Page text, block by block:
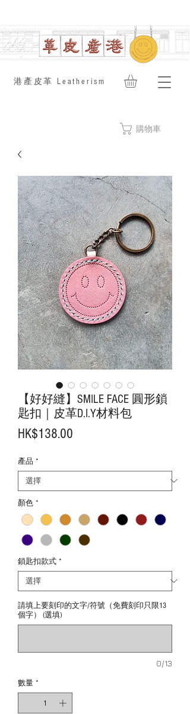
​港產皮革 Leatherism
購物車
【好好縫】SMILE FACE 圓形鎖
匙扣｜皮革D.I.Y材料包
HK$138.00
產品 *
顏色 *
鎖匙扣款式 *
請填上要刻印的文字/符號（免費刻印只限13
個字） (選填)
0/13
數量 *